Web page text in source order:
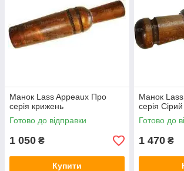
Манок Lass Appeaux Про
серія крижень
Готово до відправки
1 050 ₴
Купити
Манок
серія Сірий
Готово до
1 470 ₴